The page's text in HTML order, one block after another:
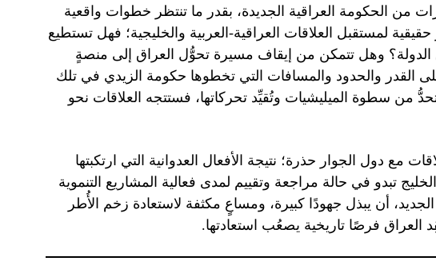
من الحكومة العراقية الجديدة، بقدر ما تنتظر خطوات واقعية
لمستقبل العلاقات العراقية-العربية والخليجية؛ فهل تستطيع
وهل تتمكن من إيقاف مسيرة تحوُّل العراق إلى منصةٍ
القدر والحدود والمسافات التي تخطوها حكومة الزيدي في تلك
من سطوة الميليشيات وتُقيِّد تحركاتها، فستتجه العلاقات نحو
مع دول الجوار حذرة؛ نتيجة الأفعال العدوانية التي ارتكبتها
تبدو في حالة مراجعة وتقييم لمدى فعالية المشاريع التنموية
أن يبذل جهودًا كبيرة، ومساعٍ مكثفة لاستعادة زخم الأُطر
العراق فرصًا تاريخية يصعُب استعادتها.